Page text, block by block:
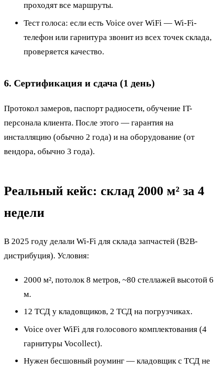
проходят все маршруты.
Тест голоса: если есть Voice over WiFi — Wi-Fi-
телефон или гарнитура звонит из всех точек склада,
проверяется качество.
6. Сертификация и сдача (1 день)
Протокол замеров, паспорт радиосети, обучение IT-
персонала клиента. После этого — гарантия на
инсталляцию (обычно 2 года) и на оборудование (от
вендора, обычно 3 года).
Реальный кейс: склад 2000 м² за 4
недели
В 2025 году делали Wi-Fi для склада запчастей (B2B-
дистрибуция). Условия:
2000 м², потолок 8 метров, ~80 стеллажей высотой 6
м.
12 ТСД у кладовщиков, 2 ТСД на погрузчиках.
Voice over WiFi для голосового комплектования (4
гарнитуры Vocollect).
Нужен бесшовный роуминг — кладовщик с ТСД не